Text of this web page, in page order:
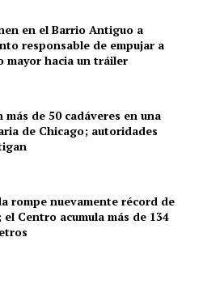
en el Barrio Antiguo a
responsable de empujar a
mayor hacia un tráiler
más de 50 cadáveres en una
de Chicago; autoridades
rompe nuevamente récord de
el Centro acumula más de 134